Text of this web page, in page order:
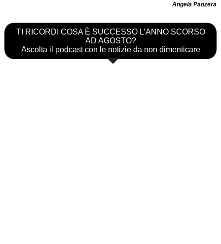
Angela Panzera
TI RICORDI COSA È SUCCESSO L’ANNO SCORSO
AD AGOSTO?
Ascolta il podcast con le notizie da non dimenticare